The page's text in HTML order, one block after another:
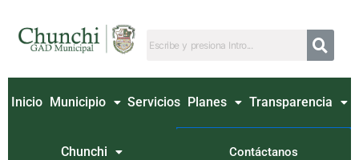
contenido
Inicio Municipio Servicios Planes Transparencia
Chunchi Contáctanos
por: